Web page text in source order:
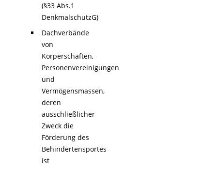
(§33 Abs.1
DenkmalschutzG)
Dachverbände
von
Körperschaften,
Personenvereinigungen
und
Vermögensmassen,
deren
ausschließlicher
Zweck die
Förderung des
Behindertensportes
ist